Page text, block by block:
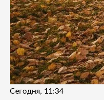
Сегодня, 11:34